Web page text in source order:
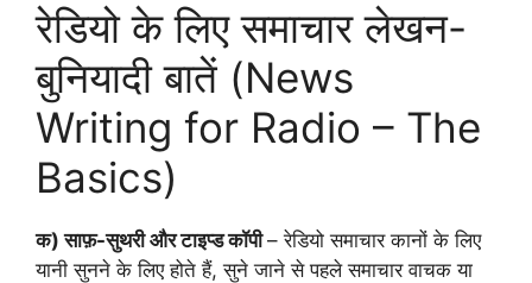
रेडियो के लिए समाचार लेखन-
बुनियादी बातें (News
Writing for Radio – The
Basics)
क) साफ़-सुथरी और टाइप्ड कॉपी– रेडियो समाचार कानों के लिए
यानी सुनने के लिए होते हैं, सुने जाने से पहले समाचार वाचक या